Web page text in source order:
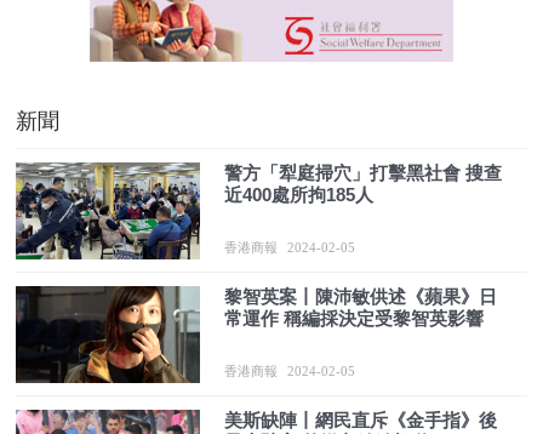
新聞
警方「犁庭掃穴」打擊黑社會 搜查
近400處所拘185人
香港商報 2024-02-05
黎智英案丨陳沛敏供述《蘋果》日
常運作 稱編採決定受黎智英影響
香港商報 2024-02-05
美斯缺陣丨網民直斥《金手指》後